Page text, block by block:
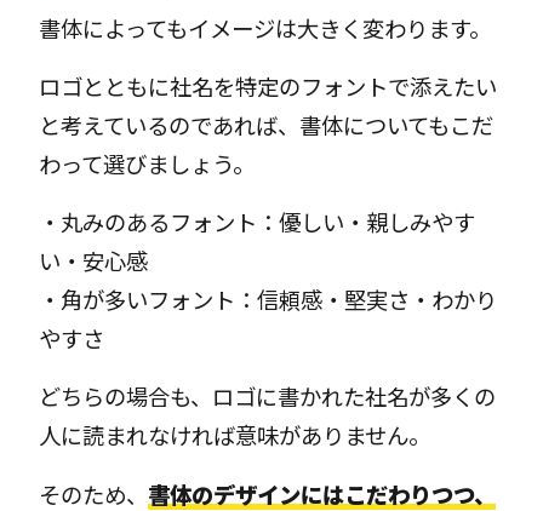
書体によってもイメージは大きく変わります。
ロゴとともに社名を特定のフォントで添えたい
と考えているのであれば、書体についてもこだ
わって選びましょう。
・丸みのあるフォント：優しい・親しみやす
い・安心感
・角が多いフォント：信頼感・堅実さ・わかり
やすさ
どちらの場合も、ロゴに書かれた社名が多くの
人に読まれなければ意味がありません。
そのため、 書体のデザインにはこだわりつつ、